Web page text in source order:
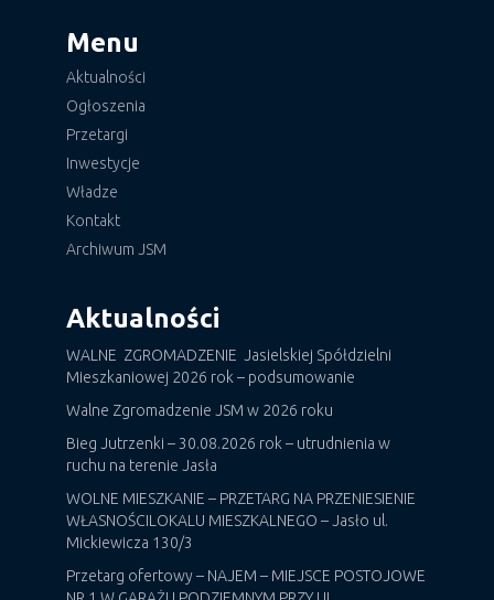
Menu
Aktualności
Ogłoszenia
Przetargi
Inwestycje
Władze
Kontakt
Archiwum JSM
Aktualności
WALNE ZGROMADZENIE Jasielskiej Spółdzielni
Mieszkaniowej 2026 rok – podsumowanie
Walne Zgromadzenie JSM w 2026 roku
Bieg Jutrzenki – 30.08.2026 rok – utrudnienia w
ruchu na terenie Jasła
WOLNE MIESZKANIE – PRZETARG NA PRZENIESIENIE
WŁASNOŚCILOKALU MIESZKALNEGO – Jasło ul.
Mickiewicza 130/3
Przetarg ofertowy – NAJEM – MIEJSCE POSTOJOWE